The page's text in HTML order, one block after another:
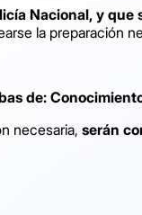
Nacional, y
la preparación
de:
necesaria, serán